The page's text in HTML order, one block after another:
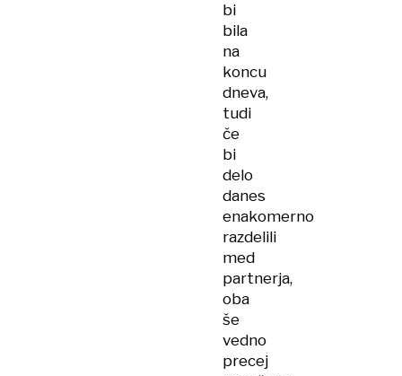
bi
bila
na
koncu
dneva,
tudi
če
bi
delo
danes
enakomerno
razdelili
med
partnerja,
oba
še
vedno
precej